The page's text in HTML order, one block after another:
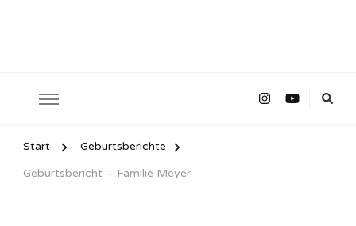
Start
Geburtsberichte
Geburtsbericht – Familie Meyer